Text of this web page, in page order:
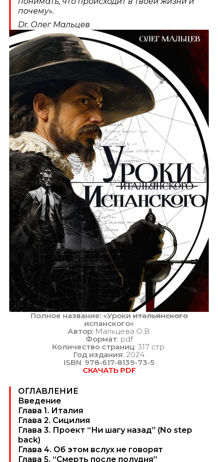
почему».
Dr. Олег Мальцев
Полное название: «Урокиитальянского
испанского»
Автор: Мальцева О.В.
Формат: pdf
Количество страниц: 317 стр.
Год издания: 2024
ISBN: 978-617-8139-73-5
СКАЧАТЬ PDF
ОГЛАВЛЕНИЕ
Введение
Глава 1. Италия
Глава 2. Сицилия
Глава 3. Проект “Ни шагу назад” (No step
back)
Глава 4. Об этом вслух не говорят
Глава 5. “Смерть после полудня”